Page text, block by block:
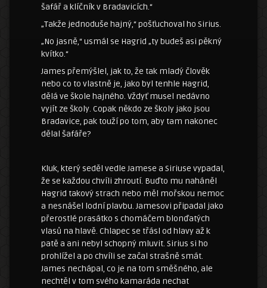
šafář a klíčník v Bradavicích.“
„Takže jednoduše hajný,“ pošťuchoval ho Sirius.
„No jasně,“ usmál se Hagrid „ty budeš asi pěkný
kvítko.“
James přemýšlel, jak to, že tak mladý člověk
nebo co to vlastně je, jako byl tenhle Hagrid,
dělá ve škole hajného. Vždyť musel nedávno
vyjít ze školy. Copak někdo ze školy jako jsou
Bradavice, pak touží po tom, aby tam nakonec
dělal šafáře?
Kluk, který seděl vedle Jamese a Siriuse vypadal,
že se každou chvíli zhroutí. Buďto mu naháněl
Hagrid takový strach nebo měl mořskou nemoc
a nesnášel lodní plavbu. Jamesovi připadal jako
přerostlé prasátko s chomáčem blonďatých
vlasů na hlavě. Chlapec se třásl od hlavy až k
patě a ani nebyl schopný mluvit. Sirius si ho
prohlížel a po chvíli se začal strašně smát.
James nechápal, co je na tom směšného, ale
nechtěl v tom svého kamaráda nechat